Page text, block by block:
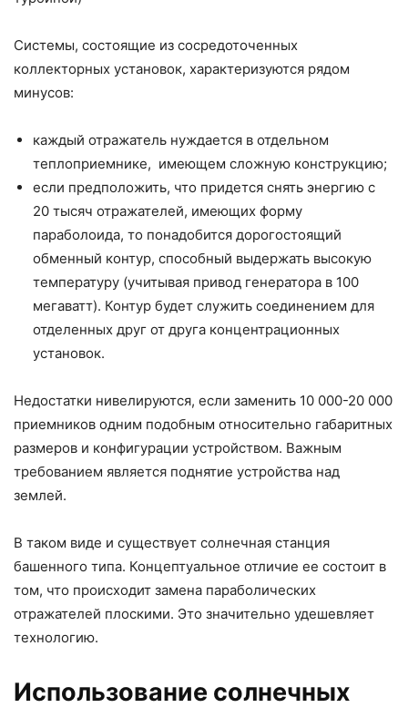
Системы, состоящие из сосредоточенных
коллекторных установок, характеризуются рядом
минусов:
каждый отражатель нуждается в отдельном
теплоприемнике, имеющем сложную конструкцию;
если предположить, что придется снять энергию с
20 тысяч отражателей, имеющих форму
параболоида, то понадобится дорогостоящий
обменный контур, способный выдержать высокую
температуру (учитывая привод генератора в 100
мегаватт). Контур будет служить соединением для
отделенных друг от друга концентрационных
установок.
Недостатки нивелируются, если заменить 10 000-20 000
приемников одним подобным относительно габаритных
размеров и конфигурации устройством. Важным
требованием является поднятие устройства над
землей.
В таком виде и существует солнечная станция
башенного типа. Концептуальное отличие ее состоит в
том, что происходит замена параболических
отражателей плоскими. Это значительно удешевляет
технологию.
Использование солнечных